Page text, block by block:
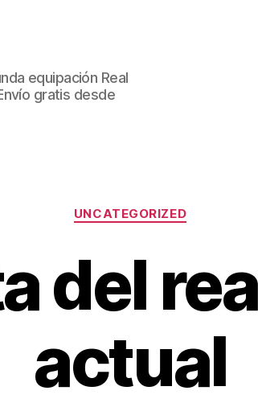
equipación Real
gratis desde
Categorías
UNCATEGORIZED
del
actual